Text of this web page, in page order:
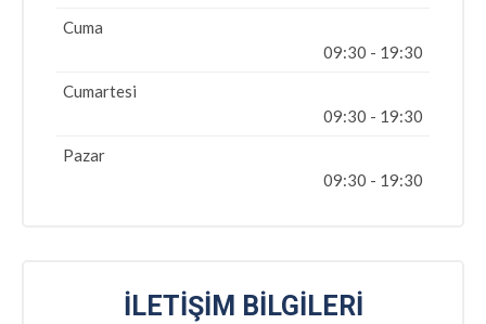
Cuma
09:30 - 19:30
Cumartesi
09:30 - 19:30
Pazar
09:30 - 19:30
İLETIŞIM BILGILERI